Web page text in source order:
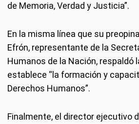
de Memoria, Verdad y Justicia”.
En la misma línea que su
Efrón, representante de la
Humanos de la Nación, respaldó
establece “la formación y
Derechos Humanos”.
Finalmente, el director ejecutivo